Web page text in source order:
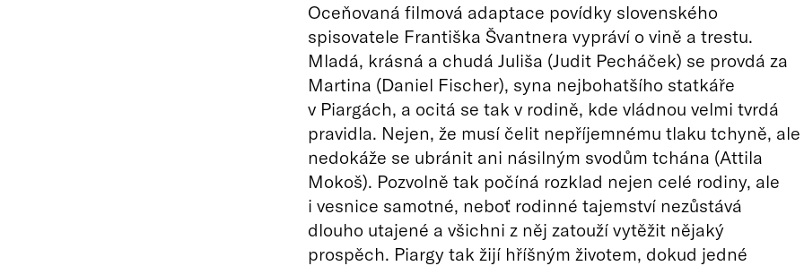
Oceňovaná filmová adaptace povídky slovenského
spisovatele Františka Švantnera vypráví o vině a trestu.
Mladá, krásná a chudá Juliša (Judit Pecháček) se provdá za
Martina (Daniel Fischer), syna nejbohatšího statkáře
v Piargách, a ocitá se tak v rodině, kde vládnou velmi tvrdá
pravidla. Nejen, že musí čelit nepříjemnému tlaku tchyně, ale
nedokáže se ubránit ani násilným svodům tchána (Attila
Mokoš). Pozvolně tak počíná rozklad nejen celé rodiny, ale
i vesnice samotné, neboť rodinné tajemství nezůstává
dlouho utajené a všichni z něj zatouží vytěžit nějaký
prospěch. Piargy tak žijí hříšným životem, dokud jedné